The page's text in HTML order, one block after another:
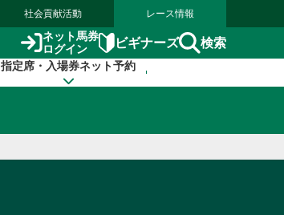
社会貢献活動 レース情報
ネット馬券
ログイン
ビギナーズ 検索
指定席・入場券ネット予約